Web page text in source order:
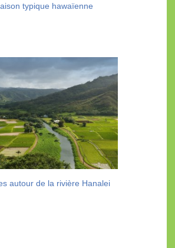
typique hawaïenne
autour de la rivière Hanalei